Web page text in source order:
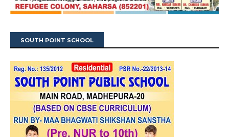
SOUTH POINT SCHOOL